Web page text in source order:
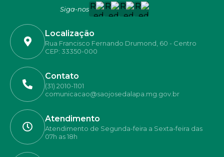
Siga-nos
Localização
Rua Francisco Fernando Drumond, 60 - Centro
CEP: 33350-000
Contato
(31) 2010-1101
comunicacao@saojosedalapa.mg.gov.br
Atendimento
Atendimento de Segunda-feira a Sexta-feira das
07h as 18h